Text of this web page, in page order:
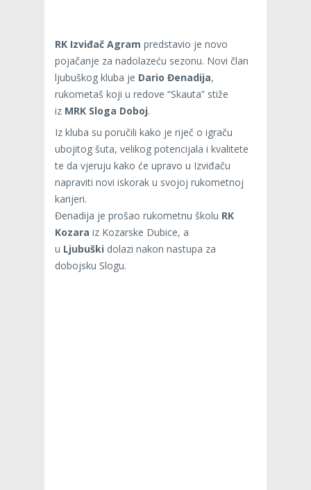
RK Izviđač Agram predstavio je novo
pojačanje za nadolazeću sezonu. Novi član
ljubuškog kluba je Dario Đenadija,
rukometaš koji u redove “Skauta” stiže
iz MRK Sloga Doboj.
Iz kluba su poručili kako je riječ o igraču
ubojitog šuta, velikog potencijala i kvalitete
te da vjeruju kako će upravo u Izviđaču
napraviti novi iskorak u svojoj rukometnoj
karijeri.
Đenadija je prošao rukometnu školu RK
Kozara iz Kozarske Dubice, a
u Ljubuški dolazi nakon nastupa za
dobojsku Slogu.